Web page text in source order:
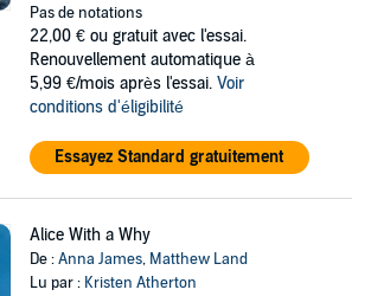
Pas de notations
22,00 € ou gratuit avec l'essai.
Renouvellement automatique à
5,99 €/mois après l'essai. Voir
conditions d'éligibilité
Essayez Standard gratuitement
Alice With a Why
De :Anna James, Matthew Land
Lu par : Kristen Atherton